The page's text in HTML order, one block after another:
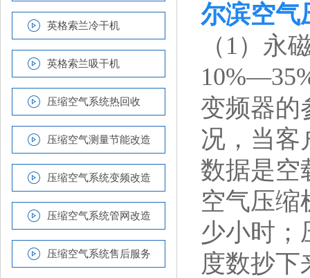
英格索兰冷干机
英格索兰吸干机
压缩空气系统热回收
压缩空气测量节能改造
压缩空气系统变频改造
压缩空气系统管网改造
压缩空气系统售后服务
尔滨空气
（1）永
变频器的
况，当客
数据是空
空气压缩
少小时；
度数抄下